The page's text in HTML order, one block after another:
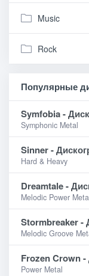
Music
Rock
Популярные
Symfobia -
Symphonic Metal
Sinner -
Hard & Heavy
Dreamtale -
Melodic Power
Stormbreaker -
Melodic Groove
Frozen Crown -
Power Metal